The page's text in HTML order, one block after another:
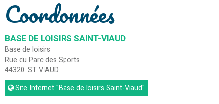
Coordonnées
BASE DE LOISIRS SAINT-VIAUD
Base de loisirs
Rue du Parc des Sports
44320 ST VIAUD
Site Internet"Base de loisirs Saint-Viaud"